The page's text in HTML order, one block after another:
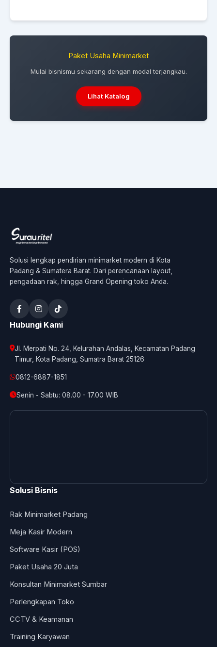
Paket Usaha Minimarket
Mulai bisnismu sekarang dengan modal terjangkau.
Lihat Katalog
Solusi lengkap pendirian minimarket modern di Kota
Padang & Sumatera Barat. Dari perencanaan layout,
pengadaan rak, hingga Grand Opening toko Anda.
Hubungi Kami
Jl. Merpati No. 24, Kelurahan Andalas, Kecamatan Padang
Timur, Kota Padang, Sumatra Barat 25126
0812-6887-1851
Senin - Sabtu: 08.00 - 17.00 WIB
Solusi Bisnis
Rak Minimarket Padang
Meja Kasir Modern
Software Kasir (POS)
Paket Usaha 20 Juta
Konsultan Minimarket Sumbar
Perlengkapan Toko
CCTV & Keamanan
Training Karyawan